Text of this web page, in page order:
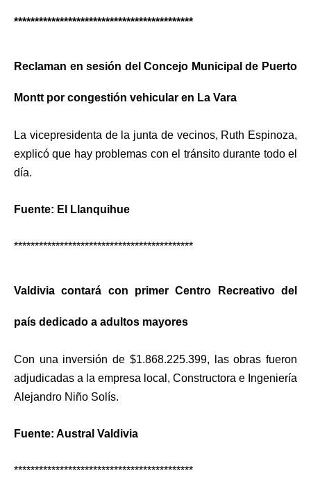
*******************************************
Reclaman en sesión del Concejo Municipal de Puerto
Montt por congestión vehicular en La Vara
La vicepresidenta de la junta de vecinos, Ruth Espinoza,
explicó que hay problemas con el tránsito durante todo el
día.
Fuente: El Llanquihue
*******************************************
Valdivia contará con primer Centro Recreativo del
país dedicado a adultos mayores
Con una inversión de $1.868.225.399, las obras fueron
adjudicadas a la empresa local, Constructora e Ingeniería
Alejandro Niño Solís.
Fuente: Austral Valdivia
*******************************************